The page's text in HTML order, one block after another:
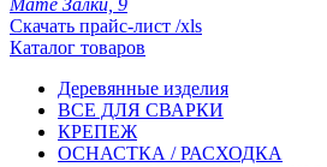
Скачать прайс-лист /xls
Каталог товаров
Деревянные изделия
ВСЕ ДЛЯ СВАРКИ
КРЕПЕЖ
ОСНАСТКА / РАСХОДКА